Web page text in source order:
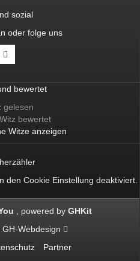
sozial
oder folge uns
bewertet
gelesen
bewertet
Witze anzeigen
den Cookie Einstellung deaktiviert.
powered by GHKit
GH-Webdesign
Partner